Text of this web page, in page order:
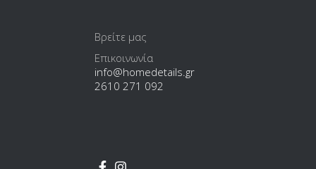
Βρείτε μας
Επικοινωνία
info@homedetails.gr
2610 271 092